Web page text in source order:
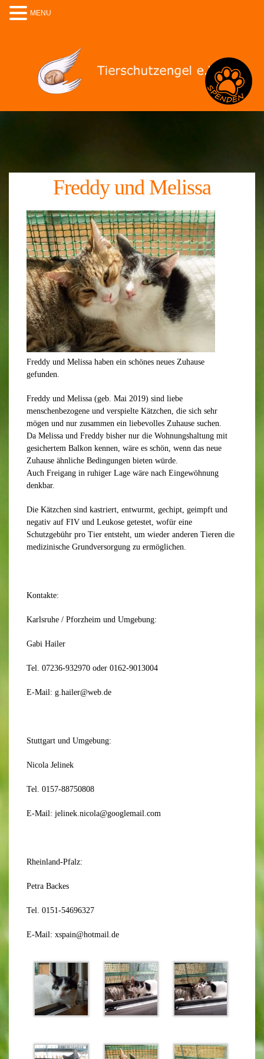
Freddy und Melissa
Freddy und Melissa haben ein schönes neues Zuhause
gefunden.
Freddy und Melissa (geb. Mai 2019) sind liebe
menschenbezogene und verspielte Kätzchen, die sich sehr
mögen und nur zusammen ein liebevolles Zuhause suchen.
Da Melissa und Freddy bisher nur die Wohnungshaltung mit
gesichertem Balkon kennen, wäre es schön, wenn das neue
Zuhause ähnliche Bedingungen bieten würde.
Auch Freigang in ruhiger Lage wäre nach Eingewöhnung
denkbar.
Die Kätzchen sind kastriert, entwurmt, gechipt, geimpft und
negativ auf FIV und Leukose getestet, wofür eine
Schutzgebühr pro Tier entsteht, um wieder anderen Tieren die
medizinische Grundversorgung zu ermöglichen.
Kontakte:
Karlsruhe / Pforzheim und Umgebung:
Gabi Hailer
Tel. 07236-932970 oder 0162-9013004
E-Mail: g.hailer@web.de
Stuttgart und Umgebung:
Nicola Jelinek
Tel. 0157-88750808
E-Mail: jelinek.nicola@googlemail.com
Rheinland-Pfalz:
Petra Backes
Tel. 0151-54696327
E-Mail: xspain@hotmail.de
MENU